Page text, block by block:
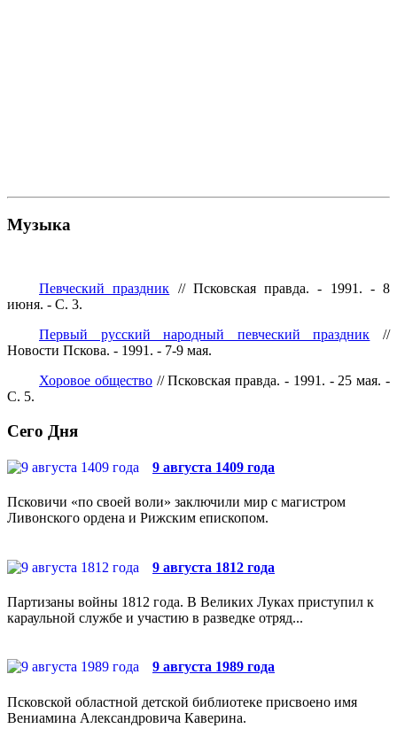
Музыка
Певческий праздник // Псковская правда. - 1991. - 8
июня. - С. 3.
Первый русский народный певческий праздник //
Новости Пскова. - 1991. - 7-9 мая.
Хоровое общество// Псковская правда. - 1991. - 25 мая. -
С. 5.
Сего Дня
9 августа 1409 года
Псковичи «по своей воли» заключили мир с магистром
Ливонского ордена и Рижским епископом.
9 августа 1812 года
Партизаны войны 1812 года. В Великих Луках приступил к
караульной службе и участию в разведке отряд...
9 августа 1989 года
Псковской областной детской библиотеке присвоено имя
Вениамина Александровича Каверина.